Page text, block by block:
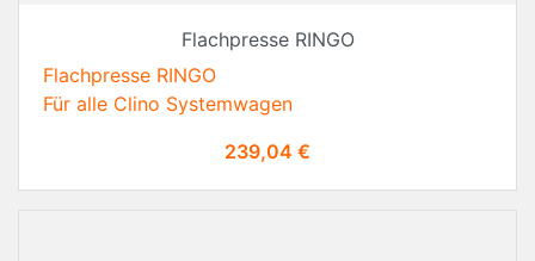
Flachpresse RINGO
Flachpresse RINGO
Für alle Clino Systemwagen
Preis
239,04 €